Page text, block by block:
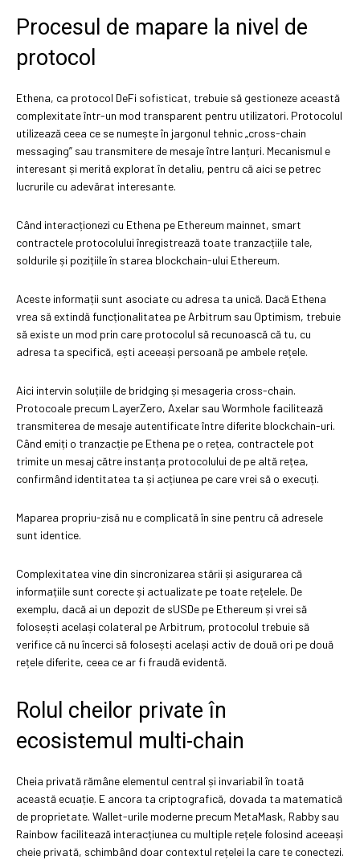
Procesul de mapare la nivel de
protocol
Ethena, ca protocol DeFi sofisticat, trebuie să gestioneze această
complexitate într-un mod transparent pentru utilizatori. Protocolul
utilizează ceea ce se numește în jargonul tehnic „cross-chain
messaging” sau transmitere de mesaje între lanțuri. Mecanismul e
interesant și merită explorat în detaliu, pentru că aici se petrec
lucrurile cu adevărat interesante.
Când interacționezi cu Ethena pe Ethereum mainnet, smart
contractele protocolului înregistrează toate tranzacțiile tale,
soldurile și pozițiile în starea blockchain-ului Ethereum.
Aceste informații sunt asociate cu adresa ta unică. Dacă Ethena
vrea să extindă funcționalitatea pe Arbitrum sau Optimism, trebuie
să existe un mod prin care protocolul să recunoască că tu, cu
adresa ta specifică, ești aceeași persoană pe ambele rețele.
Aici intervin soluțiile de bridging și mesageria cross-chain.
Protocoale precum LayerZero, Axelar sau Wormhole facilitează
transmiterea de mesaje autentificate între diferite blockchain-uri.
Când emiți o tranzacție pe Ethena pe o rețea, contractele pot
trimite un mesaj către instanța protocolului de pe altă rețea,
confirmând identitatea ta și acțiunea pe care vrei să o execuți.
Maparea propriu-zisă nu e complicată în sine pentru că adresele
sunt identice.
Complexitatea vine din sincronizarea stării și asigurarea că
informațiile sunt corecte și actualizate pe toate rețelele. De
exemplu, dacă ai un depozit de sUSDe pe Ethereum și vrei să
folosești același colateral pe Arbitrum, protocolul trebuie să
verifice că nu încerci să folosești același activ de două ori pe două
rețele diferite, ceea ce ar fi fraudă evidentă.
Rolul cheilor private în
ecosistemul multi-chain
Cheia privată rămâne elementul central și invariabil în toată
această ecuație. E ancora ta criptografică, dovada ta matematică
de proprietate. Wallet-urile moderne precum MetaMask, Rabby sau
Rainbow facilitează interacțiunea cu multiple rețele folosind aceeași
cheie privată, schimbând doar contextul rețelei la care te conectezi.